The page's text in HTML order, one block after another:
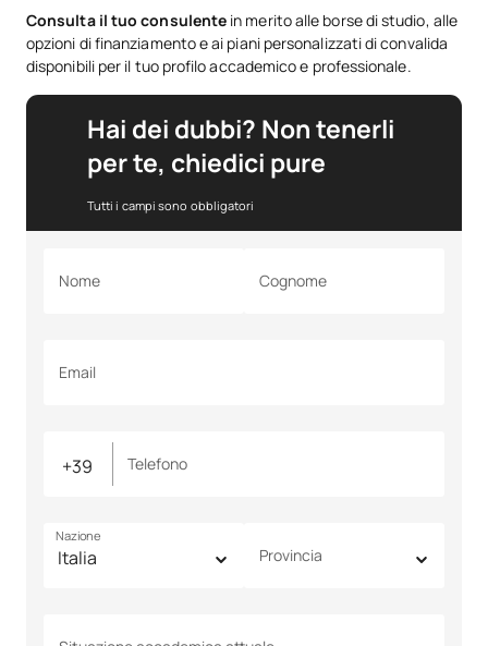
Consulta il tuo consulente in merito alle borse di studio, alle
opzioni di finanziamento e ai piani personalizzati di convalida
disponibili per il tuo profilo accademico e professionale.
Hai dei dubbi? Non tenerli
per te, chiedici pure
Tutti i campi sono obbligatori
Nome Cognome
Email
Telefono
Nazione
Provincia